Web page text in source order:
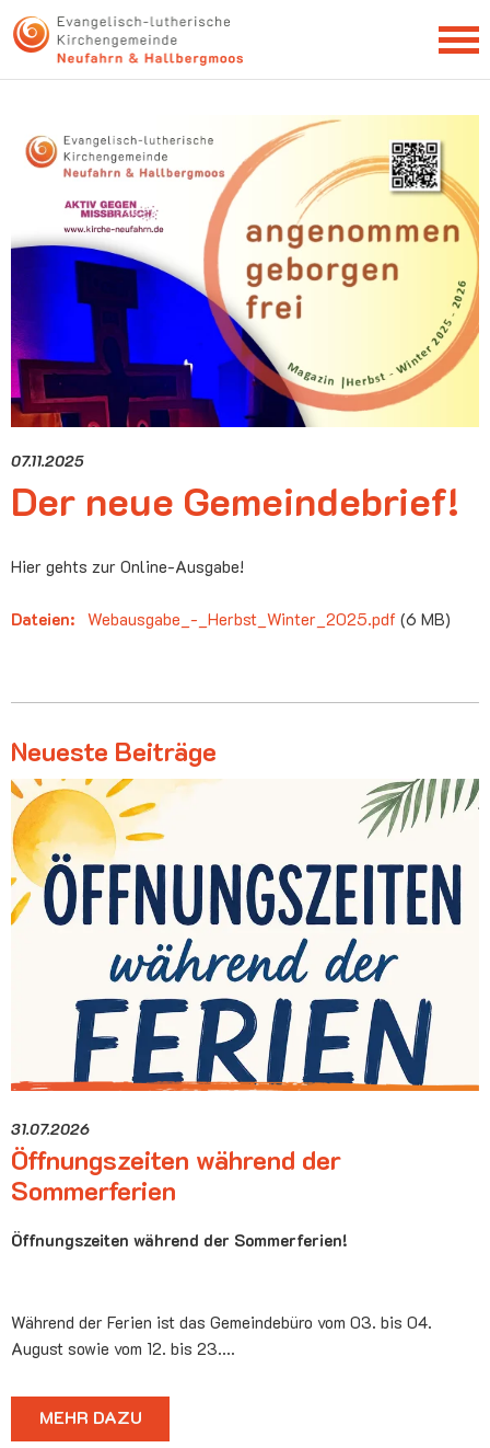
NEWSLETTER
07.11.2025
Der neue Gemeindebrief!
Hier gehts zur Online-Ausgabe!
Dateien: Webausgabe_-_Herbst_Winter_2025.pdf (6 MB)
Neueste Beiträge
31.07.2026
Öffnungszeiten während der
Sommerferien
Öffnungszeiten während der Sommerferien!
Während der Ferien ist das Gemeindebüro vom 03. bis 04.
August sowie vom 12. bis 23.…
MEHR DAZU